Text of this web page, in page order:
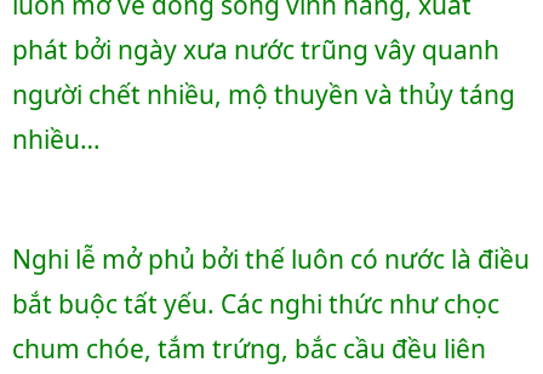
phát bởi ngày xưa nước trũng vây quanh
người chết nhiều, mộ thuyền và thủy táng
nhiều…
Nghi lễ mở phủ bởi thế luôn có nước là điều
bắt buộc tất yếu. Các nghi thức như chọc
chum chóe, tắm trứng, bắc cầu đều liên